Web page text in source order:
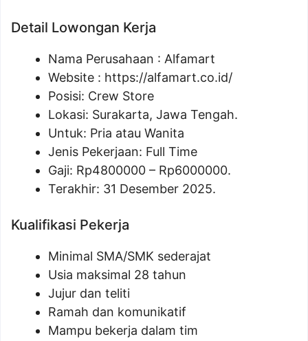
Detail Lowongan Kerja
Nama Perusahaan : Alfamart
Website : https://alfamart.co.id/
Posisi: Crew Store
Lokasi: Surakarta, Jawa Tengah.
Untuk: Pria atau Wanita
Jenis Pekerjaan: Full Time
Gaji: Rp4800000 – Rp6000000.
Terakhir: 31 Desember 2025.
Kualifikasi Pekerja
Minimal SMA/SMK sederajat
Usia maksimal 28 tahun
Jujur dan teliti
Ramah dan komunikatif
Mampu bekerja dalam tim